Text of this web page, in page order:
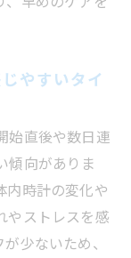
やすいタイ
始直後や数日連
傾向がありま
内時計の変化や
やストレスを感
少ないため、